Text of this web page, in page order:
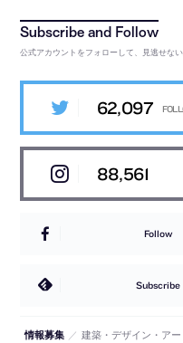
公式アカウントをフォローして、見逃せな
62,097
88,561
Follow
Subscribe
情報募集 ／ 建築・デザイン・ア